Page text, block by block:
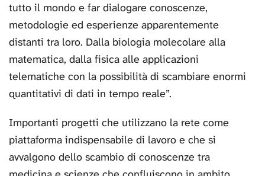
tutto il mondo e far dialogare conoscenze,
metodologie ed esperienze apparentemente
distanti tra loro. Dalla biologia molecolare alla
matematica, dalla fisica alle applicazioni
telematiche con la possibilità di scambiare enormi
quantitativi di dati in tempo reale”.
Importanti progetti che utilizzano la rete come
piattaforma indispensabile di lavoro e che si
avvalgono dello scambio di conoscenze tra